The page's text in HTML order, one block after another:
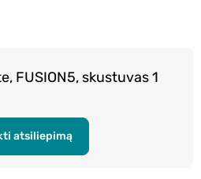
FUSION5, skustuvas 1
atsiliepimą